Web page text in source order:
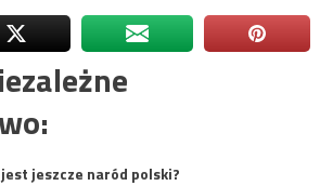
jest jeszcze naród polski?